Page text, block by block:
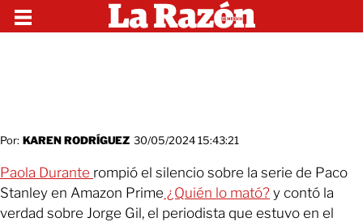
Por: KAREN RODRÍGUEZ 30/05/2024 15:43:21
Paola Durante rompió el silencio sobre la serie de Paco
Stanley en Amazon Prime ¿Quién lo mató? y contó la
verdad sobre Jorge Gil, el periodista que estuvo en el